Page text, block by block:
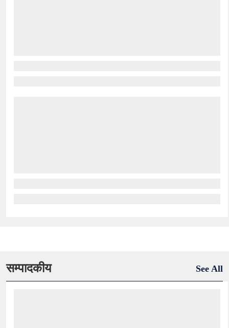
सम्पादकीय See All